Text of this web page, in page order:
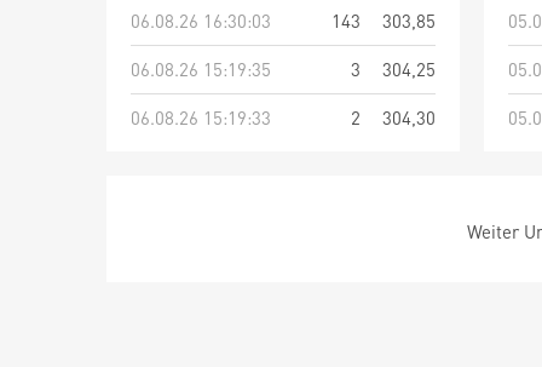
06.08.26 16:30:03
143
303,85
06.08.26 15:19:35
3
304,25
06.08.26 15:19:33
2 304,30
Weiter